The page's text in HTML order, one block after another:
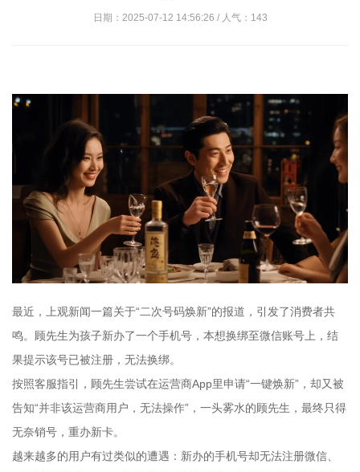
日期：2025-07-12 14:56:26 / 人气：143
最近，上观新闻一篇关于“二次号码焕新”的报道，引发了消费者共
鸣。顾先生为孩子新办了一个手机号，本想换绑至微信账号上，结
果提示该号已被注册，无法换绑。
按照客服指引，顾先生尝试在运营商App里申请“一键焕新”，却又被
告知“并非该运营商用户，无法操作”，一头雾水的顾先生，最终只得
无奈销号，重办新卡。
越来越多的用户有过类似的遭遇：新办的手机号却无法注册微信、